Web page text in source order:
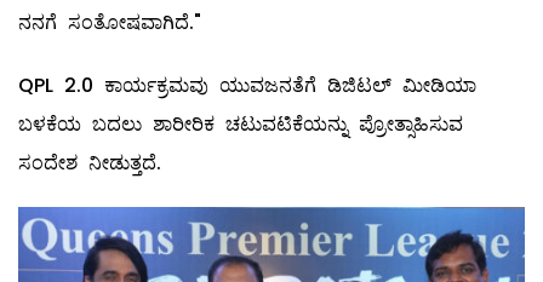
ನನಗೆ ಸಂತೋಷವಾಗಿದೆ."
QPL 2.0 ಕಾರ್ಯಕ್ರಮವು ಯುವಜನತೆಗೆ ಡಿಜಿಟಲ್ ಮೀಡಿಯಾ
ಬಳಕೆಯ ಬದಲು ಶಾರೀರಿಕ ಚಟುವಟಿಕೆಯನ್ನು ಪ್ರೋತ್ಸಾಹಿಸುವ
ಸಂದೇಶ ನೀಡುತ್ತದೆ.